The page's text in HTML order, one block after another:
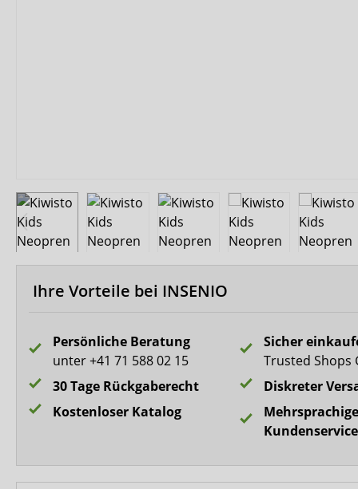
Ihre Vorteile bei INSENIO
Persönliche Beratung
unter +41 71 588 02 15
30 Tage Rückgaberecht
Kostenloser Katalog
Sicher
Trusted Shops
Diskreter
Kundenservice